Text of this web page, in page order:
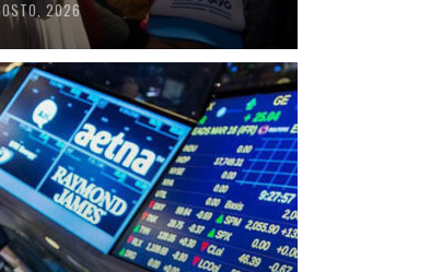
2026